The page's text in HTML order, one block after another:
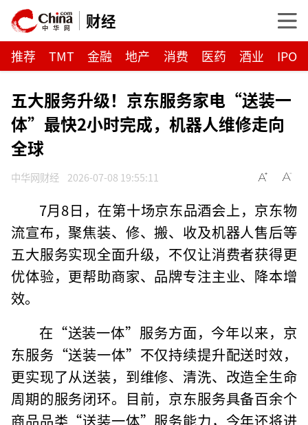
财经
推荐 TMT 金融 地产 消费 医药 酒业 IPO
五大服务升级！京东服务家电“送装一
体”最快2小时完成，机器人维修走向
全球
中华网财经 2026-07-08 19:55:11
7月8日，在第十场京东品酒会上，京东物
流宣布，聚焦装、修、搬、收及机器人售后等
五大服务实现全面升级，不仅让消费者获得更
优体验，更帮助商家、品牌专注主业、降本增
效。
在“送装一体”服务方面，今年以来，京
东服务“送装一体”不仅持续提升配送时效，
更实现了从送装，到维修、清洗、改造全生命
周期的服务闭环。目前，京东服务具备百余个
商品品类“送装一体”服务能力，今年还将进